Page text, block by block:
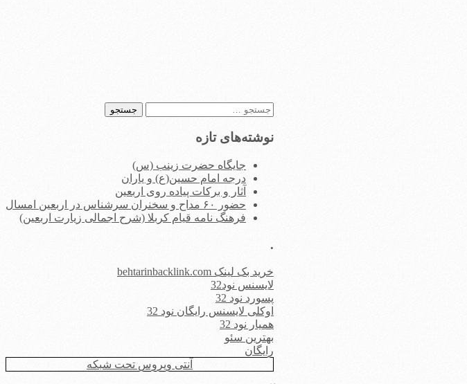
جستجو
نوشته‌های تازه
جایگاه حضرت زینب (س)
درجه امام حسین(ع) و یاران
آثار و برکات پیاده روی اربعین
حضور ۶۰ مداح و سخنران سرشناس در اربعین امسال
فرهنگ نامه قیام کربلا (شرح اجمالی زیارت اربعین)
.
خرید بک لینک behtarinbacklink.com
لایسنس نود32
پسورد نود 32
اوکلی لایسنس رایگان نود 32
همیار نود 32
بهترین سئو
رایگان
آنتی ویروس تحت شبکه